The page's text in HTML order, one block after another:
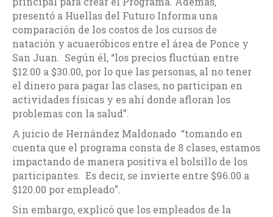
presentó a Huellas del Futuro Informa una
comparación de los costos de los cursos de
natación y acuaeróbicos entre el área de Ponce y
San Juan. Según él, “los precios fluctúan entre
$12.00 a $30.00, por lo que las personas, al no tener
el dinero para pagar las clases, no participan en
actividades físicas y es ahí donde afloran los
problemas con la salud”.
A juicio de Hernández Maldonado “tomando en
cuenta que el programa consta de 8 clases, estamos
impactando de manera positiva el bolsillo de los
participantes. Es decir, se invierte entre $96.00 a
$120.00 por empleado”.
Sin embargo, explicó que los empleados de la